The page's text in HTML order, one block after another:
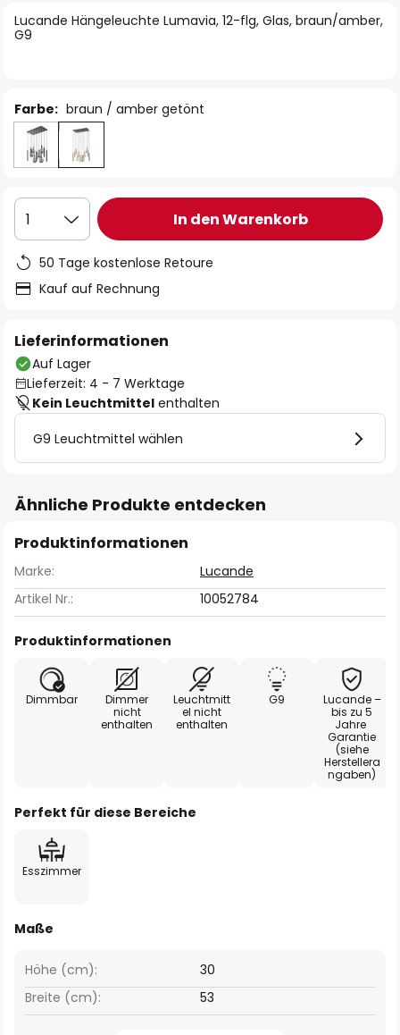
Lucande Hängeleuchte Lumavia, 12-flg, Glas, braun/amber,
G9
Farbe: braun / amber getönt
1 In den Warenkorb
50 Tage kostenlose Retoure
Kauf auf Rechnung
Lieferinformationen
Auf Lager
Lieferzeit: 4 - 7 Werktage
Kein Leuchtmittel enthalten
G9 Leuchtmittel wählen
Ähnliche Produkte entdecken
Produktinformationen
Marke:
Lucande
Artikel Nr.:
10052784
Produktinformationen
Dimmbar
Dimmer
nicht
enthalten
Leuchtmitt
el nicht
enthalten
G9
Lucande –
bis zu 5
Jahre
Garantie
(siehe
Herstellera
ngaben)
Perfekt für diese Bereiche
Esszimmer
Maße
Breite (cm): 53
Höhe (cm): 30